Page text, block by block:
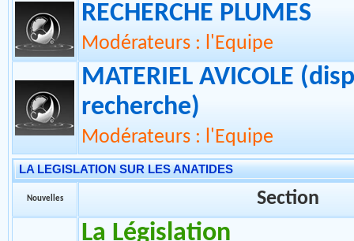
ECHANGE
Modérateurs : l'Equipe
RECHERCHE PLUMES
Modérateurs : l'Equipe
MATERIEL AVICOLE
recherche)
Modérateurs : l'Equipe
LA LEGISLATION SUR LES ANATIDES